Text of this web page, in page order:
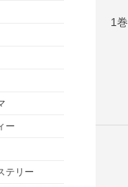
ー
テリー
1巻